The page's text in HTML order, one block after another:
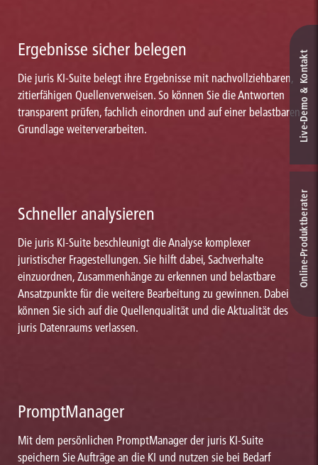
Ergebnisse sicher belegen
Die juris KI-Suite belegt ihre Ergebnisse mit nachvollziehbaren,
zitierfähigen Quellenverweisen. So können Sie die Antworten
transparent prüfen, fachlich einordnen und auf einer belastbaren
Grundlage weiterverarbeiten.
Schneller analysieren
Die juris KI-Suite beschleunigt die Analyse komplexer
juristischer Fragestellungen. Sie hilft dabei, Sachverhalte
einzuordnen, Zusammenhänge zu erkennen und belastbare
Ansatzpunkte für die weitere Bearbeitung zu gewinnen. Dabei
können Sie sich auf die Quellenqualität und die Aktualität des
juris Datenraums verlassen.
PromptManager
Mit dem persönlichen PromptManager der juris KI-Suite
speichern Sie Aufträge an die KI und nutzen sie bei Bedarf
Live‑Demo & Kontakt
Online-Produkt­berater